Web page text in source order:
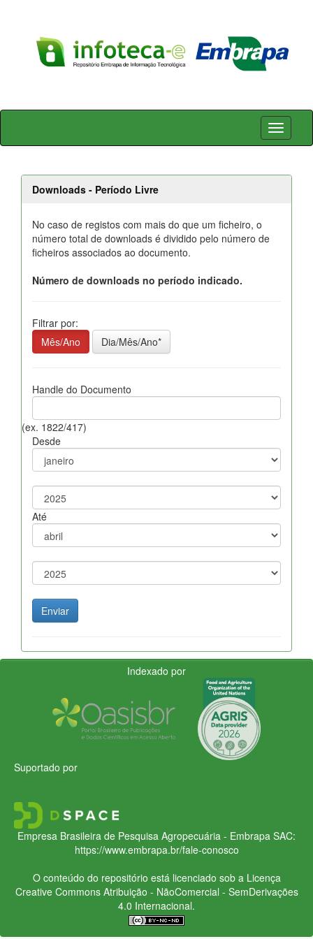
Skip
Downloads - Período Livre
No caso de registos com mais do que um ficheiro, o
número total de downloads é dividido pelo número de
ficheiros associados ao documento.
Número de downloads no período indicado.
Filtrar por:
Mês/Ano
Dia/Mês/Ano*
Handle do Documento
(ex. 1822/417)
Desde
Até
Indexado por
Suportado por
Empresa Brasileira de Pesquisa Agropecuária - Embrapa SAC:
https://www.embrapa.br/fale-conosco
O conteúdo do repositório está licenciado sob a Licença
Creative CommonsAtribuição - NãoComercial - SemDerivações
4.0 Internacional.